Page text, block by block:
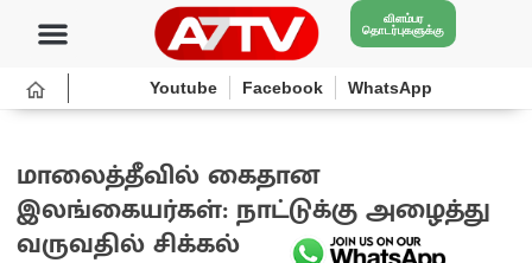
விளம்பர
தொடர்புகளுக்கு
Youtube Facebook WhatsApp
மாலைத்தீவில் கைதான
இலங்கையர்கள்: நாட்டுக்கு அழைத்து
வருவதில் சிக்கல்